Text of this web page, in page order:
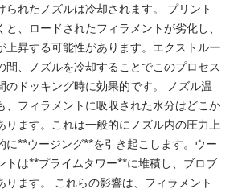
られたノズルは冷却されます。 プリント
、ロードされたフィラメントが劣化し、
上昇する可能性があります。エクストルー
間、ノズルを冷却することでこのプロセス
のドッキング時に効果的です。 ノズル温
、フィラメントに吸収された水分はどこか
ります。これは一般的にノズル内の圧力上
に**ウージング**を引き起こします。ウー
トは**プライムタワー**に堆積し、ブロブ
ります。 これらの影響は、フィラメント